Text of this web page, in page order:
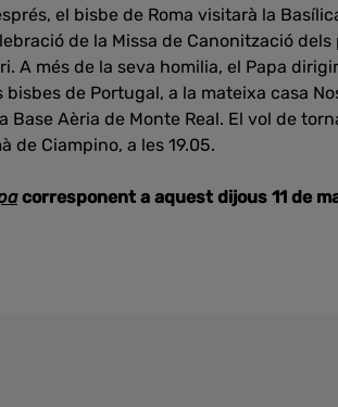
el bisbe de Roma visitarà la
de la Missa de Canonització
A més de la seva homilia, el Papa
bisbes de Portugal, a la mateixa casa
Base Aèria de Monte Real. El vol de
de Ciampino, a les 19.05.
corresponent a aquest dijous 11 de